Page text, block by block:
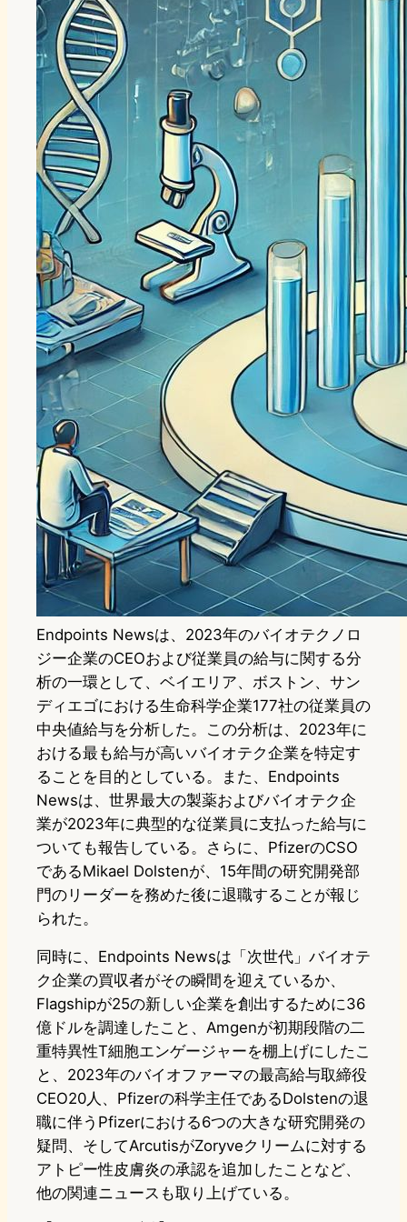
Endpoints Newsは、2023年のバイオテクノロ
ジー企業のCEOおよび従業員の給与に関する分
析の一環として、ベイエリア、ボストン、サン
ディエゴにおける生命科学企業177社の従業員の
中央値給与を分析した。この分析は、2023年に
おける最も給与が高いバイオテク企業を特定す
ることを目的としている。また、Endpoints
Newsは、世界最大の製薬およびバイオテク企
業が2023年に典型的な従業員に支払った給与に
ついても報告している。さらに、PfizerのCSO
であるMikael Dolstenが、15年間の研究開発部
門のリーダーを務めた後に退職することが報じ
られた。
同時に、Endpoints Newsは「次世代」バイオテ
ク企業の買収者がその瞬間を迎えているか、
Flagshipが25の新しい企業を創出するために36
億ドルを調達したこと、Amgenが初期段階の二
重特異性T細胞エンゲージャーを棚上げにしたこ
と、2023年のバイオファーマの最高給与取締役
CEO20人、Pfizerの科学主任であるDolstenの退
職に伴うPfizerにおける6つの大きな研究開発の
疑問、そしてArcutisがZoryveクリームに対する
アトピー性皮膚炎の承認を追加したことなど、
他の関連ニュースも取り上げている。